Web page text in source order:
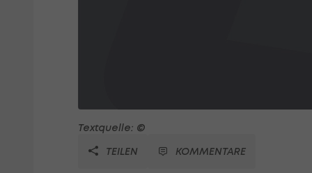
Textquelle: ©
TEILEN
KOMMENTARE